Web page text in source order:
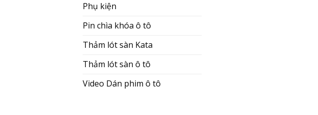
Phụ kiện
Pin chìa khóa ô tô
Thảm lót sàn Kata
Thảm lót sàn ô tô
Video Dán phim ô tô